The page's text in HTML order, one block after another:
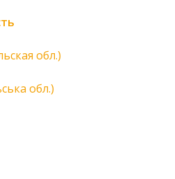
обл.)
обл.)